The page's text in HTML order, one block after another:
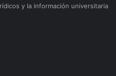
y la información universitaria